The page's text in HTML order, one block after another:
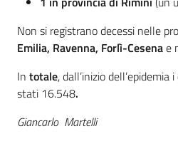
Non si registrano decessi nelle
Emilia, Ravenna, Forlì-Cesenae
In totale, dall’inizio dell’epidemia i
stati 16.548.
Giancarlo Martelli